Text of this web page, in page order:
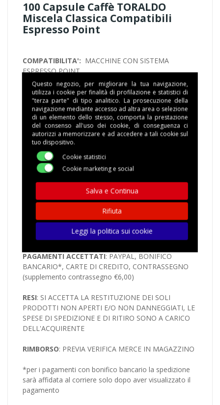
100 Capsule Caffè TORALDO
Miscela Classica Compatibili
Espresso Point
COMPATIBILITA': MACCHINE CON SISTEMA
ESPRESSO POINT
MISCELA : Aroma sublime, corpo deciso e cremosità
compatta. Un retrogusto rotondo e cioccolattato.
CONFEZIONE: 1 SCATOLA CONTENENTE 100
CAPSULE CONFEZIONATE SINGOLARMENTE IN
ATMOSFERA PROTETTA
TEMPI DI IMBALLAGGIO
: 1 GIORNO LAVORATIVO,
GLI ORDINI CONFERMATI DOPO LE ORE 13.00
SARANNO ELABORATI IL GIORNO LAVORATIVO
: CORRIERE ESPRESSO 24/48 il codice di
spedizione viene inviato tramite servizio sms al
numero indicato in fase di registrazione
PAGAMENTI ACCETTATI: PAYPAL, BONIFICO
BANCARIO*, CARTE DI CREDITO, CONTRASSEGNO
(supplemento contrassegno €6,00)
RESI: SI ACCETTA LA RESTITUZIONE DEI SOLI
PRODOTTI NON APERTI E/O NON DANNEGGIATI, LE
SPESE DI SPEDIZIONE E DI RITIRO SONO A CARICO
DELL'ACQUIRENTE
RIMBORSO: PREVIA VERIFICA MERCE IN MAGAZZINO
*per i pagamenti con bonifico bancario la spedizione
sarà affidata al corriere solo dopo aver visualizzato il
pagamento
Questo negozio, per migliorare la tua navigazione,
utilizza i cookie per finalità di profilazione e statistici di
"terza parte" di tipo analitico. La prosecuzione della
navigazione mediante accesso ad altra area o selezione
di un elemento dello stesso, comporta la prestazione
del consenso all'uso dei cookie, di conseguenza ci
autorizzi a memorizzare e ad accedere a tali cookie sul
tuo dispositivo.
Cookie statistici
Cookie marketing e social
Salva e Continua
Rifiuta
Leggi la politica sui cookie